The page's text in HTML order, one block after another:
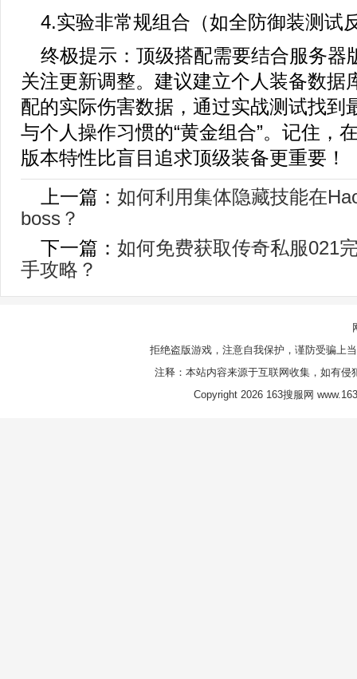
4.实验非常规组合（如全防御装测试
终极提示：顶级搭配需要结合服务器
关注更新调整。建议建立个人装备数据
配的实际伤害数据，通过实战测试找到
与个人操作习惯的“黄金组合”。记住，
版本特性比盲目追求顶级装备更重要！
上一篇： 如何利用集体隐藏技能在
boss？
下一篇： 如何免费获取传奇私服021
手攻略？
拒绝盗版游戏，注意自我保护，谨防受骗上
注释：本站内容来源于互联网收集，如有
Copyright 2026 163搜服网